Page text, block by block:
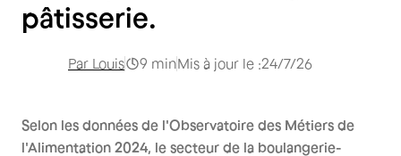
pâtisserie.
Par Louis 9 minMis à jour le :24/7/26
Selon les données de l'Observatoire des Métiers de
l'Alimentation 2024, le secteur de la boulangerie-